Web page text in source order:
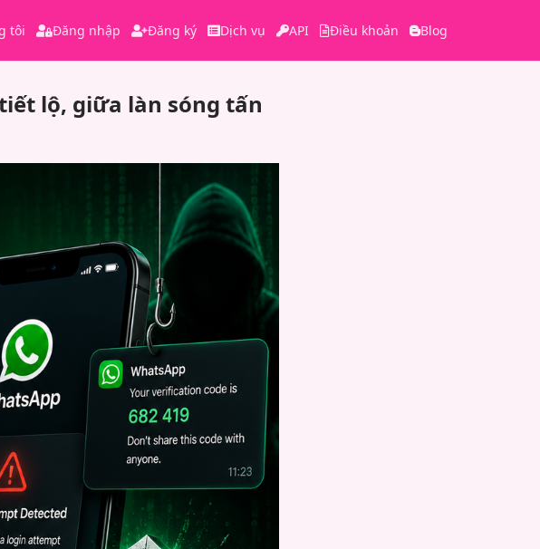
tôi Đăng nhập Đăng ký Dịch vụ API Điều khoản Blog
lộ, giữa làn sóng tấn